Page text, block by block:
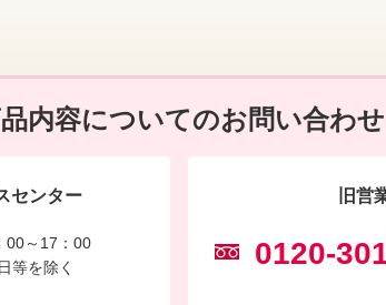
内容についてのお問い合わせ
センター
00～17：00
等を除く
旧営
0120-